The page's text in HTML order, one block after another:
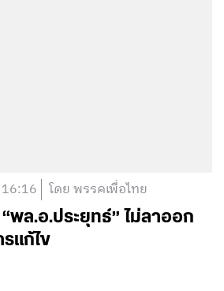
โดย พรรคเพื่อไทย
พล.อ.ประยุทธ์” ไม่ลาออก
แก้ไข